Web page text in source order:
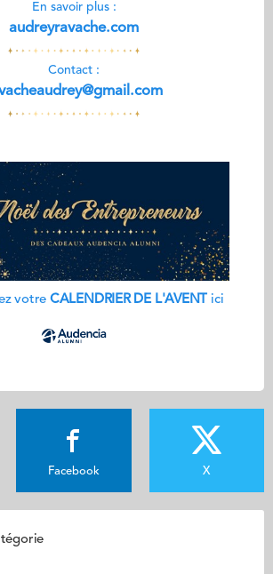
En savoir plus :
audreyravache.com
Contact :
votre CALENDRIER DE L'AVENT ici
Facebook X